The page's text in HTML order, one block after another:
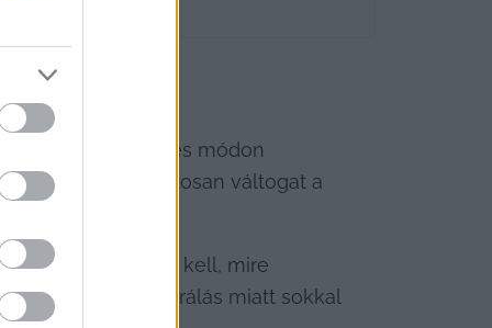
agy természetes módon
az agy folyamatosan váltogat a
egy kis idő kell, mire
oda-vissza ugrálás miatt sokkal